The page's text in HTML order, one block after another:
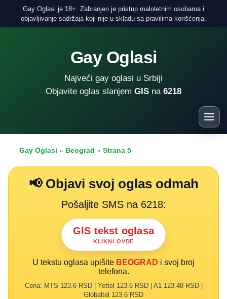
Gay Oglasi je 18+. Zabranjen je pristup maloletnim osobama i
objavljivanje sadržaja koji nije u skladu sa pravilima korišćenja.
Gay Oglasi
Najveći gay oglasi u Srbiji
Objavite oglas slanjem GIS na 6218
Gay Oglasi » Beograd » Strana 5
📢 Objavi svoj oglas odmah
Pošaljite SMS na 6218:
GIS tekst oglasa
KLIKNI OVDE
U tekstu oglasa upišite BEOGRAD i svoj broj
telefona.
Cena: MTS 123.6 RSD | Yettel 123.6 RSD | A1 123.48 RSD |
Globaltel 123.6 RSD